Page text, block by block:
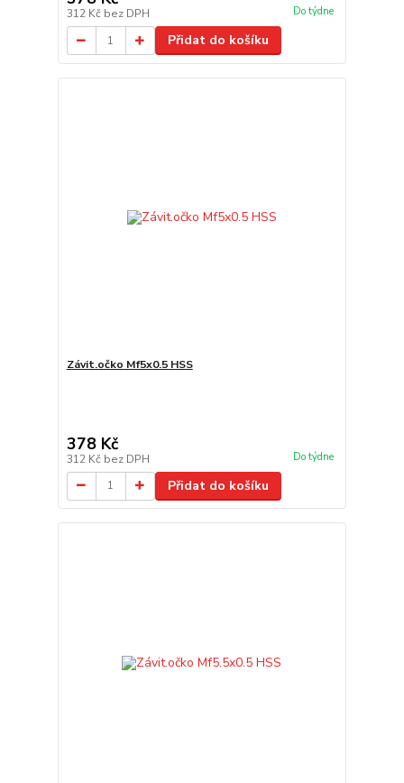
312 Kč bez DPH Do týdne
Přidat do košíku
Závit.očko Mf5x0.5 HSS
378 Kč
312 Kč bez DPH Do týdne
Přidat do košíku